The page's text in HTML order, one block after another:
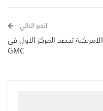
الخبر التالي
الامريكية تحصد المركز الاول في
GMC